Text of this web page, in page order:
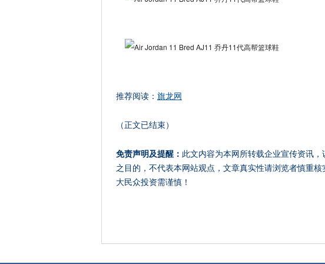
推荐阅读： 旗龙网
（正文已结束）
免责声明及提醒： 此文内容为本网所转载企业宣传资讯
之目的，不代表本网站观点，文章真实性请浏览者慎重
大民众投资需谨慎！